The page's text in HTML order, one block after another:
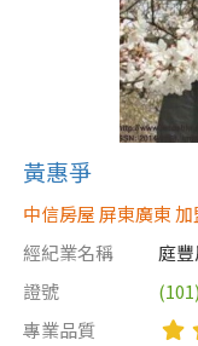
黃惠爭
中信房屋 屏東廣東
經紀業名稱
庭
證號
專業品質